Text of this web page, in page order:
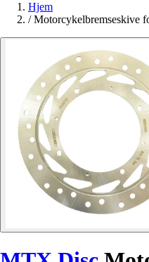
Hjem
/ Motorcykelbremseskive